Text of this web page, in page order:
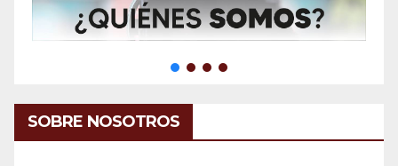
SOBRE NOSOTROS